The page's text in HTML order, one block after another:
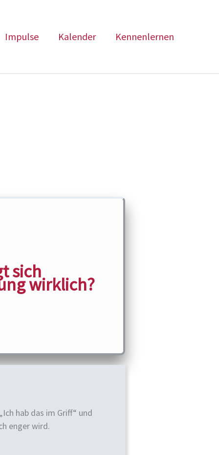
Impulse Kalender Kennenlernen
sich
wirklich?
hab das im Griff“ und
enger wird.